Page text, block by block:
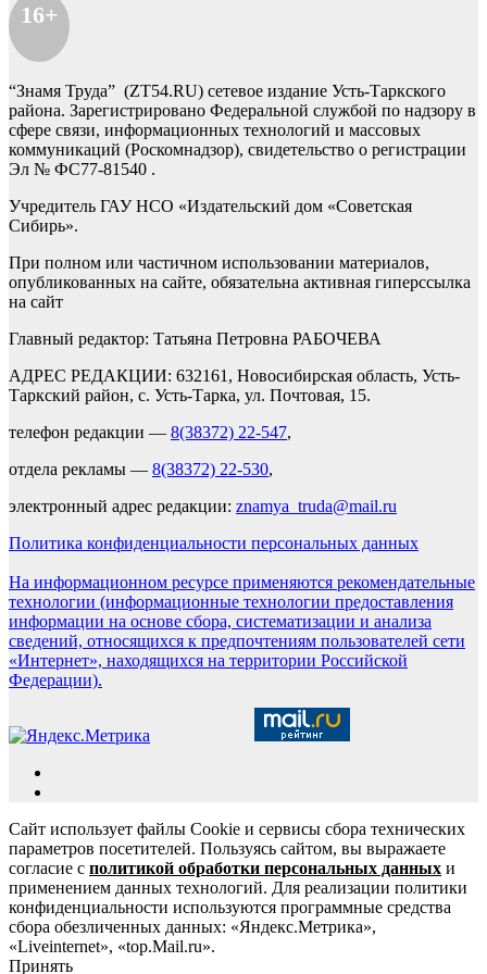
16+
“Знамя Труда” (ZT54.RU) сетевое издание Усть-Таркского
района. Зарегистрировано Федеральной службой по надзору в
сфере связи, информационных технологий и массовых
коммуникаций (Роскомнадзор), свидетельство о регистрации
Эл № ФС77-81540 .
Учредитель ГАУ НСО «Издательский дом «Советская
Сибирь».
При полном или частичном использовании материалов,
опубликованных на сайте, обязательна активная гиперссылка
на сайт
Главный редактор: Татьяна Петровна РАБОЧЕВА
АДРЕС РЕДАКЦИИ: 632161, Новосибирская область, Усть-
Таркский район, с. Усть-Тарка, ул. Почтовая, 15.
телефон редакции — 8(38372) 22-547,
отдела рекламы — 8(38372) 22-530,
электронный адрес редакции: znamya_truda@mail.ru
Политика конфиденциальности персональных данных
На информационном ресурсе применяются рекомендательные
технологии (информационные технологии предоставления
информации на основе сбора, систематизации и анализа
сведений, относящихся к предпочтениям пользователей сети
«Интернет», находящихся на территории Российской
Федерации).
Сайт использует файлы Cookie и сервисы сбора технических
параметров посетителей. Пользуясь сайтом, вы выражаете
согласие с политикой обработки персональных данных и
применением данных технологий. Для реализации политики
конфиденциальности используются программные средства
сбора обезличенных данных: «Яндекс.Метрика»,
«Liveinternet», «top.Mail.ru».
Принять